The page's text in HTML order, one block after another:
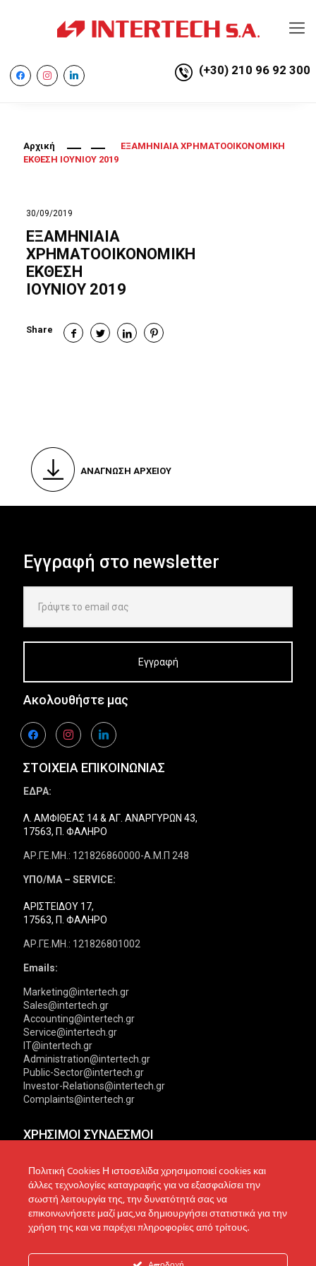
facebookinstagramlinkedin (+30) 210 96 92 300
Αρχική
ΕΞΑΜΗΝΙΑΙΑ ΧΡΗΜΑΤΟΟΙΚΟΝΟΜΙΚΗ
ΕΚΘΕΣΗ ΙΟΥΝΙΟΥ 2019
30/09/2019
ΕΞΑΜΗΝΙΑΙΑ
ΧΡΗΜΑΤΟΟΙΚΟΝΟΜΙΚΗ
ΕΚΘΕΣΗ
ΙΟΥΝΙΟΥ 2019
Share
ΑΝΑΓΝΩΣΗ ΑΡΧΕΙΟΥ
Εγγραφή στο newsletter
Ακολουθήστε μας
facebookinstagramlinkedin
ΣΤΟΙΧΕΙΑ ΕΠΙΚΟΙΝΩΝΙΑΣ
ΕΔΡΑ:
Λ. ΑΜΦΙΘΕΑΣ 14 & ΑΓ. ΑΝΑΡΓΥΡΩΝ 43,
17563, Π. ΦΑΛΗΡΟ
ΑΡ.ΓΕ.ΜΗ.: 121826860000-Α.Μ.Π 248
ΥΠΟ/ΜΑ – SERVICE:
ΑΡΙΣΤΕΙΔΟΥ 17,
17563, Π. ΦΑΛΗΡΟ
ΑΡ.ΓΕ.ΜΗ.: 121826801002
Emails:
Marketing@intertech.gr
Sales@intertech.gr
Accounting@intertech.gr
Service@intertech.gr
IT@intertech.gr
Administration@intertech.gr
Public-Sector@intertech.gr
Investor-Relations@intertech.gr
Complaints@intertech.gr
ΧΡΗΣΙΜΟΙ ΣΥΝΔΕΣΜΟΙ
Δίκτυο συνεργατών
Τεχνική υποστήριξη
Πολιτική Απορρήτου
Πολιτική Cookies
Πολιτική Προστασίας
Δεδομένων
Επικοινωνία
Πολιτική Cookies Η ιστοσελίδα χρησιμοποιεί cookies και
άλλες τεχνολογίες καταγραφής για να εξασφαλίσει την
σωστή λειτουργία της, την δυνατότητά σας να
επικοινωνήσετε μαζί μας,να δημιουργήσει στατιστικά για την
χρήση της και να παρέχει πληροφορίες από τρίτους.